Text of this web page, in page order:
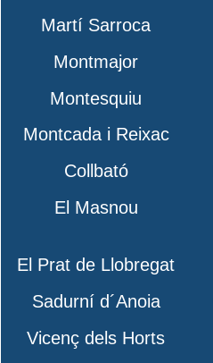
Martí Sarroca
Montmajor
Montesquiu
Montcada i Reixac
Collbató
El Masnou
El Prat de Llobregat
Sadurní d´Anoia
Vicenç dels Horts